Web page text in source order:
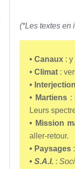
(*Les textes en
• Canaux :
• Climat :
• Interjection
• Martiens:
Leurs
• Mission
aller-retour.
• Paysages
• S.A.I. :